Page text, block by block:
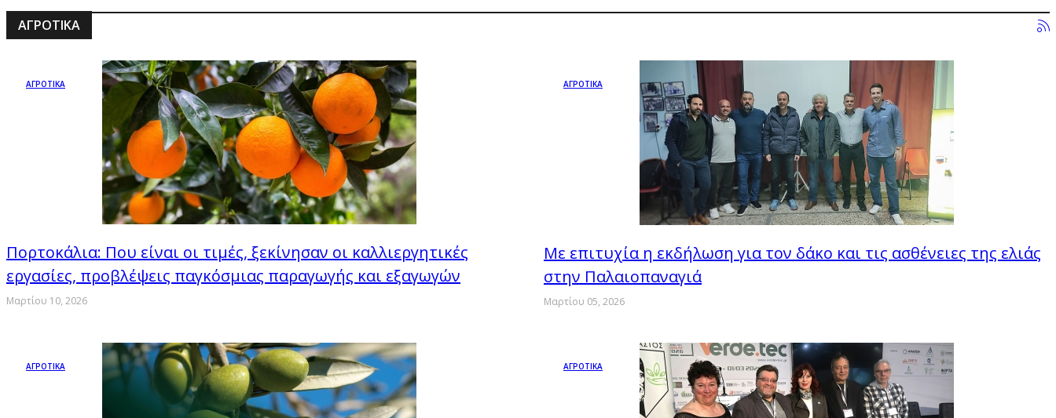
ΑΓΡΟΤΙΚΑ
ΑΓΡΟΤΙΚΑ
Πορτοκάλια: Που είναι οι τιμές, ξεκίνησαν οι καλλιεργητικές
εργασίες, προβλέψεις παγκόσμιας παραγωγής και εξαγωγών
Μαρτίου 10, 2026
ΑΓΡΟΤΙΚΑ
Με επιτυχία η εκδήλωση για τον δάκο και τις ασθένειες της ελιάς
στην Παλαιοπαναγιά
Μαρτίου 05, 2026
ΑΓΡΟΤΙΚΑ ΑΓΡΟΤΙΚΑ